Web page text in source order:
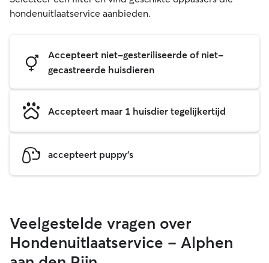
hondenuitlaatservice aanbieden.
Accepteert niet-gesteriliseerde of niet-
gecastreerde huisdieren
Accepteert maar 1 huisdier tegelijkertijd
accepteert puppy's
Veelgestelde vragen over
Hondenuitlaatservice - Alphen